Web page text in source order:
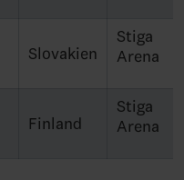
Slovakien
Stiga
Arena
Finland
Stiga
Arena